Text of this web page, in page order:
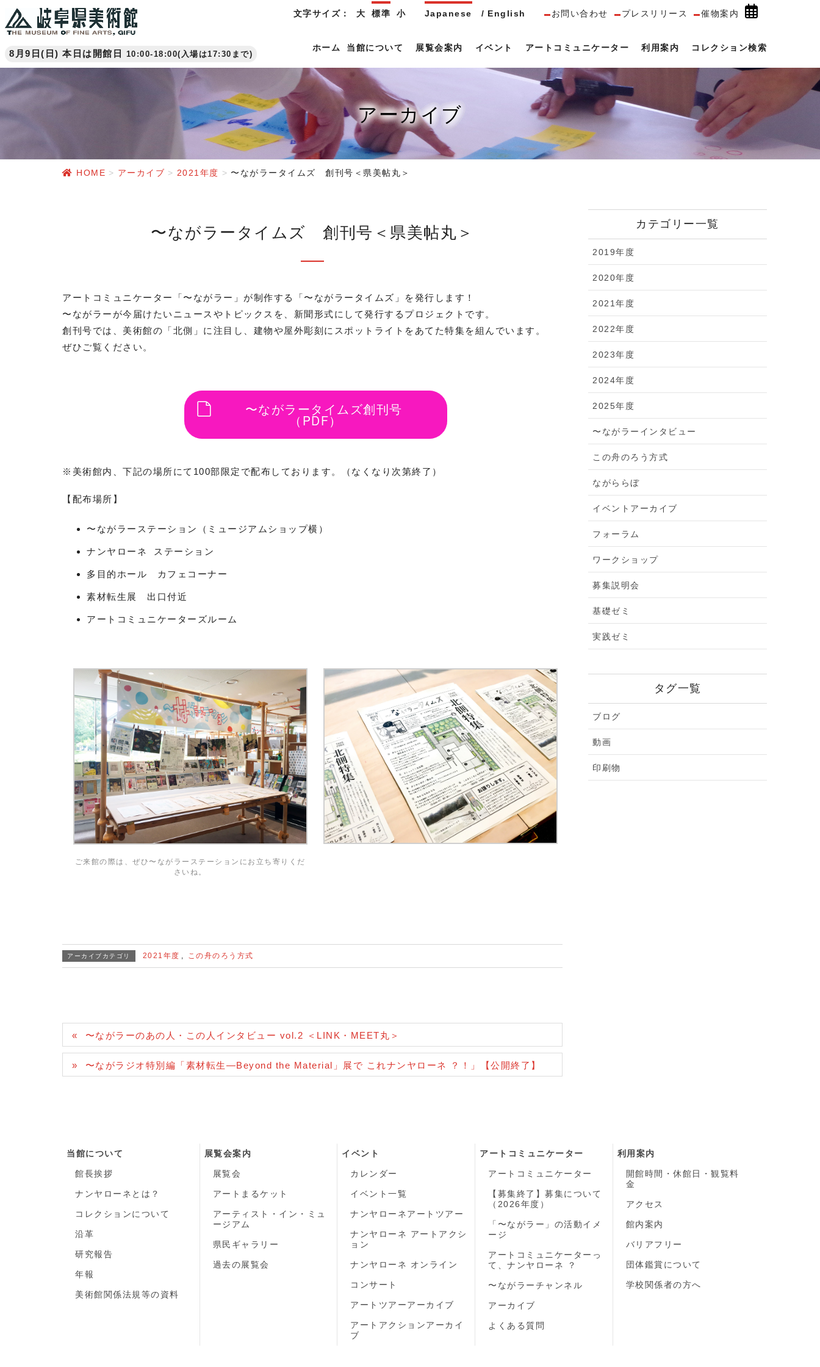
文字サイズ： 大 標準 小 Japanese English お問い合わせ プレスリリース 催物案内
8月9日(日) 本日は開館日 10:00-18:00(入場は17:30まで)
ホーム 当館について 展覧会案内 イベント アートコミュニケーター 利用案内 コレクション検索
アーカイブ
HOME アーカイブ 2021年度 〜ながラータイムズ 創刊号＜県美帖丸＞
〜ながラータイムズ 創刊号＜県美帖丸＞
アートコミュニケーター「〜ながラー」が制作する「〜ながラータイムズ」を発行します！
〜ながラーが今届けたいニュースやトピックスを、新聞形式にして発行するプロジェクトです。
創刊号では、美術館の「北側」に注目し、建物や屋外彫刻にスポットライトをあてた特集を組んでいます。
ぜひご覧ください。
〜ながラータイムズ創刊号
（PDF）
※美術館内、下記の場所にて100部限定で配布しております。（なくなり次第終了）
【配布場所】
〜ながラーステーション（ミュージアムショップ横）
ナンヤローネ ステーション
多目的ホール カフェコーナー
素材転生展 出口付近
アートコミュニケーターズルーム
ご来館の際は、ぜひ〜ながラーステーションにお立ち寄りくだ
さいね。
アーカイブカテゴリ 2021年度 , この舟のろう方式
〜ながラーのあの人・この人インタビュー vol.2 ＜LINK・MEET丸＞
〜ながラジオ特別編「素材転生―Beyond the Material」展で これナンヤローネ ？！」【公開終了】
カテゴリー一覧
2019年度
2020年度
2021年度
2022年度
2023年度
2024年度
2025年度
〜ながラーインタビュー
この舟のろう方式
ながららぼ
イベントアーカイブ
フォーラム
ワークショップ
募集説明会
基礎ゼミ
実践ゼミ
タグ一覧
ブログ
動画
印刷物
当館について
館長挨拶
ナンヤローネとは？
コレクションについて
沿革
研究報告
年報
美術館関係法規等の資料
展覧会案内
展覧会
アートまるケット
アーティスト・イン・ミュ
ージアム
県民ギャラリー
過去の展覧会
イベント
カレンダー
イベント一覧
ナンヤローネアートツアー
ナンヤローネ アートアクシ
ョン
ナンヤローネ オンライン
コンサート
アートツアーアーカイブ
アートアクションアーカイ
ブ
アートコミュニケーター
アートコミュニケーター
【募集終了】募集について
（2026年度）
「〜ながラー」の活動イメ
ージ
アートコミュニケーターっ
て、ナンヤローネ ？
〜ながラーチャンネル
アーカイブ
よくある質問
利用案内
開館時間・休館日・観覧料
金
アクセス
館内案内
バリアフリー
団体鑑賞について
学校関係者の方へ